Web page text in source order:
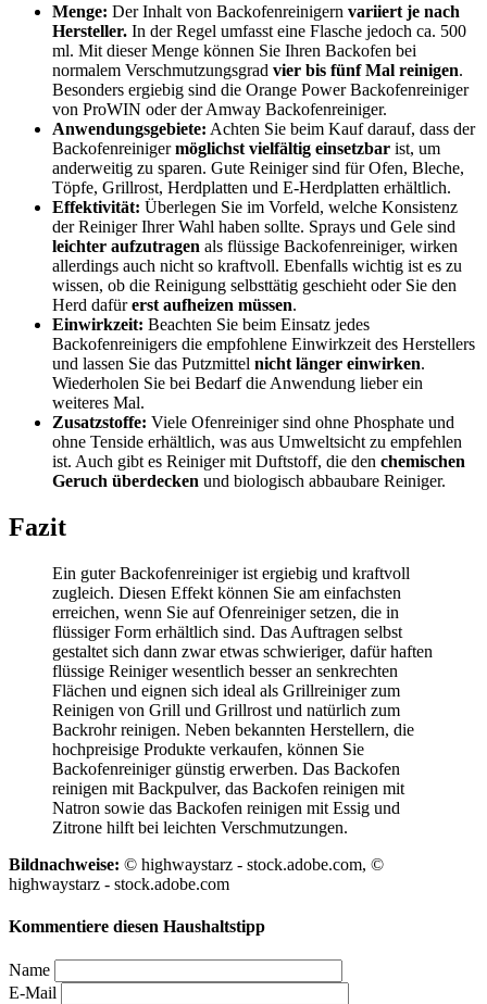
Menge: Der Inhalt von Backofenreinigern variiert je nach
Hersteller. In der Regel umfasst eine Flasche jedoch ca. 500
ml. Mit dieser Menge können Sie Ihren Backofen bei
normalem Verschmutzungsgrad vier bis fünf Mal reinigen.
Besonders ergiebig sind die Orange Power Backofenreiniger
von ProWIN oder der Amway Backofenreiniger.
Anwendungsgebiete: Achten Sie beim Kauf darauf, dass der
Backofenreinigermöglichst vielfältig einsetzbar ist, um
anderweitig zu sparen. Gute Reiniger sind für Ofen, Bleche,
Töpfe, Grillrost, Herdplatten und E-Herdplatten erhältlich.
Effektivität: Überlegen Sie im Vorfeld, welche Konsistenz
der Reiniger Ihrer Wahl haben sollte. Sprays und Gele sind
leichter aufzutragen als flüssige Backofenreiniger, wirken
allerdings auch nicht so kraftvoll. Ebenfalls wichtig ist es zu
wissen, ob die Reinigung selbsttätig geschieht oder Sie den
Herd dafürerst aufheizen müssen.
Einwirkzeit: Beachten Sie beim Einsatz jedes
Backofenreinigers die empfohlene Einwirkzeit des Herstellers
und lassen Sie das Putzmittel nicht länger einwirken.
Wiederholen Sie bei Bedarf die Anwendung lieber ein
weiteres Mal.
Zusatzstoffe: Viele Ofenreiniger sind ohne Phosphate und
ohne Tenside erhältlich, was aus Umweltsicht zu empfehlen
ist. Auch gibt es Reiniger mit Duftstoff, die den chemischen
Geruch überdecken und biologisch abbaubare Reiniger.
Fazit
Ein guter Backofenreiniger ist ergiebig und kraftvoll
zugleich. Diesen Effekt können Sie am einfachsten
erreichen, wenn Sie auf Ofenreiniger setzen, die in
flüssiger Form erhältlich sind. Das Auftragen selbst
gestaltet sich dann zwar etwas schwieriger, dafür haften
flüssige Reiniger wesentlich besser an senkrechten
Flächen und eignen sich ideal als Grillreiniger zum
Reinigen von Grill und Grillrost und natürlich zum
Backrohr reinigen. Neben bekannten Herstellern, die
hochpreisige Produkte verkaufen, können Sie
Backofenreiniger günstig erwerben. Das Backofen
reinigen mit Backpulver, das Backofen reinigen mit
Natron sowie das Backofen reinigen mit Essig und
Zitrone hilft bei leichten Verschmutzungen.
Bildnachweise: © highwaystarz - stock.adobe.com, ©
highwaystarz - stock.adobe.com
Kommentiere diesen Haushaltstipp
Name
E-Mail